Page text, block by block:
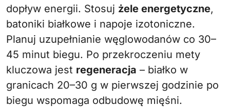
dopływ energii. Stosuj żele energetyczne,
batoniki białkowe i napoje izotoniczne.
Planuj uzupełnianie węglowodanów co 30–
45 minut biegu. Po przekroczeniu mety
kluczowa jest regeneracja – białko w
granicach 20–30 g w pierwszej godzinie po
biegu wspomaga odbudowę mięśni.